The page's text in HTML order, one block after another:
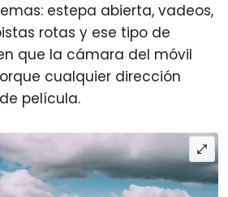
estepa abierta, vadeos,
rotas y ese tipo de
que la cámara del móvil
cualquier dirección
película.